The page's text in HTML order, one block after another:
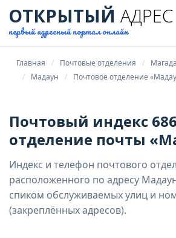
ОТКРЫТЫЙ АДРЕС
первый адресный портал онлайн
Главная Почтовые отделения
Мадаун
Почтовое отделение
Почтовый индекс
отделение почты
Индекс и телефон почтового
расположенного по адресу
спиком обслуживаемых улиц и
(закреплённых адресов).